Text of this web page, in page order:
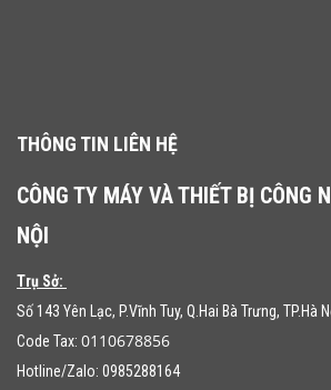
THÔNG TIN LIÊN HỆ
CÔNG TY MÁY VÀ THIẾT BỊ CÔNG
NỘI
Trụ Sở:
Số 143 Yên Lạc, P.Vĩnh Tuy, Q.Hai Bà Trưng, TP.Hà
Code Tax: 0110678856
Hotline/Zalo: 0985288164